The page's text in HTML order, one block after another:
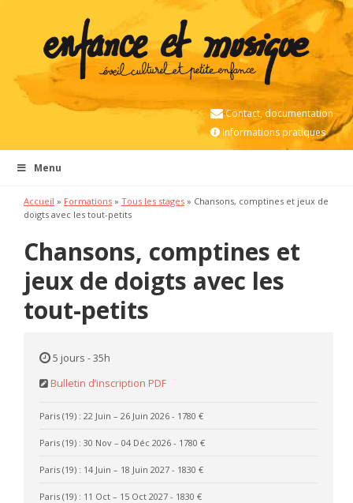
Contact, documentation
Informations pratiques
Menu
Accueil » Formations » Tous les stages » Chansons, comptines et jeux de
doigts avec les tout-petits
Chansons, comptines et
jeux de doigts avec les
tout-petits
5 jours - 35h
Bulletin d’inscription PDF
Paris (19) : 22 Juin – 26 Juin 2026 - 1780 €
Paris (19) : 30 Nov – 04 Déc 2026 - 1780 €
Paris (19) : 14 Juin – 18 Juin 2027 - 1830 €
Paris (19) : 11 Oct – 15 Oct 2027 - 1830 €